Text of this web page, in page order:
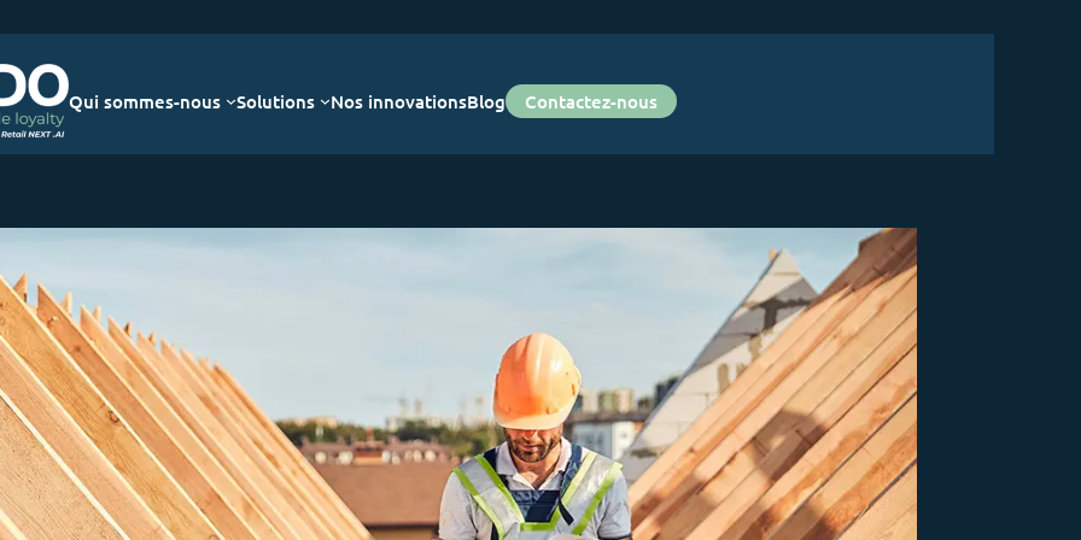
Qui sommes-nous Solutions Nos innovationsBlog Contactez-nous